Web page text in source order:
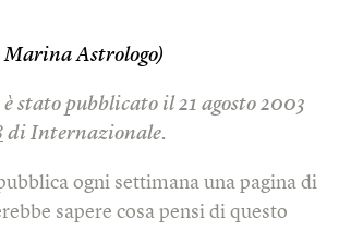
Astrologo)
stato pubblicato il 21 agosto 2003
di Internazionale.
ogni settimana una pagina di
sapere cosa pensi di questo